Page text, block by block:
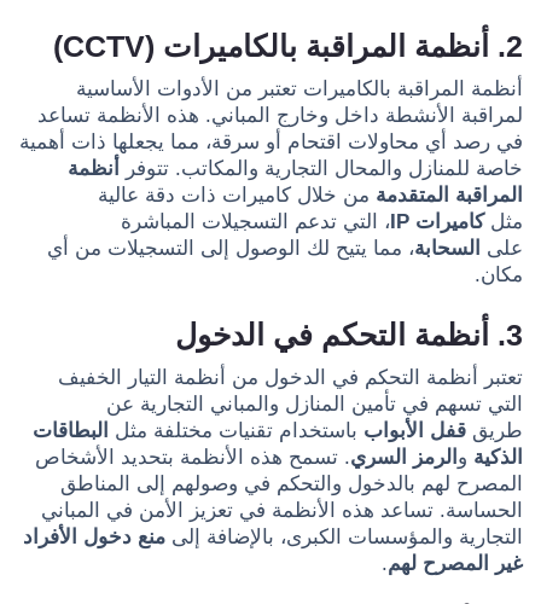
2. أنظمة المراقبة بالكاميرات (CCTV)
أنظمة المراقبة بالكاميرات تعتبر من الأدوات الأساسية
لمراقبة الأنشطة داخل وخارج المباني. هذه الأنظمة تساعد
في رصد أي محاولات اقتحام أو سرقة، مما يجعلها ذات أهمية
خاصة للمنازل والمحال التجارية والمكاتب. تتوفر
أنظمة
المراقبة المتقدمة من خلال كاميرات ذات دقة عالية
مثلكاميرات IP
، التي تدعم التسجيلات المباشرة
على السحابة، مما يتيح لك الوصول إلى التسجيلات من أي
مكان.
3. أنظمة التحكم في الدخول
تعتبر أنظمة التحكم في الدخول من أنظمة التيار الخفيف
التي تسهم في تأمين المنازل والمباني التجارية عن
طريق قفل الأبواب باستخدام تقنيات مختلفة مثل البطاقات
الذكية و الرمز السري. تسمح هذه الأنظمة بتحديد الأشخاص
المصرح لهم بالدخول والتحكم في وصولهم إلى المناطق
الحساسة. تساعد هذه الأنظمة في تعزيز الأمن في المباني
التجارية والمؤسسات الكبرى، بالإضافة إلى منع دخول الأفراد
غير المصرح لهم.